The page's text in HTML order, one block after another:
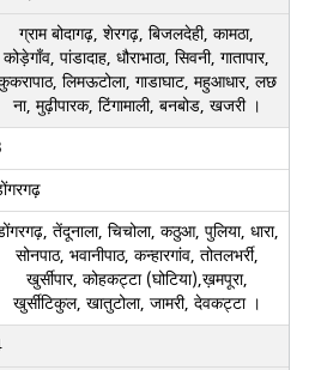
ग्राम बोदागढ़, शेरगढ़, बिजलदेही, कामठा,
कोड़ेगाँव, पांडादाह, धौराभाठा, सिवनी, गातापार,
लिमऊटोला, गाडाघाट, महुआधार, लछ
ना, मुढ़ीपारक, टिंगामाली, बनबोड, खजरी ।
तेंदूनाला, चिचोला, कठुआ, पुलिया, धारा,
सोनपाठ, भवानीपाठ, कन्हारगांव, तोतलभर्री,
खुर्सीपार, कोहकट्टा (घोटिया),ख़मपूरा,
खुर्सीटिकुल, खातुटोला, जामरी, देवकट्टा ।